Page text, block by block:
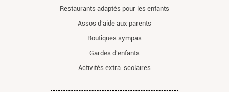
Restaurants adaptés pour les enfants
Assos d'aide aux parents
Boutiques sympas
Gardes d'enfants
Activités extra-scolaires